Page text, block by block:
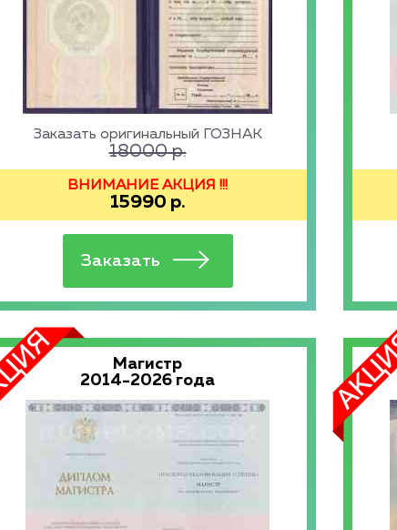
Заказать оригинальный ГОЗНАК
18000р.
ВНИМАНИЕ АКЦИЯ !!!
15990 р.
Магистр
2014-2026 года